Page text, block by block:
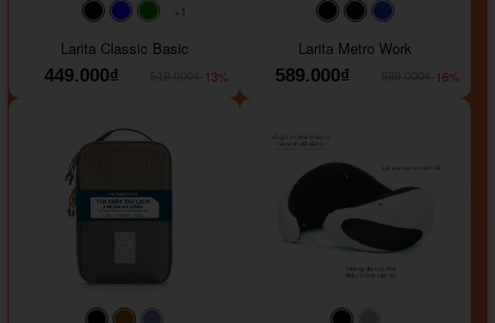
#faf0e6#000000#0000FF
+1
Larita Classic Basic
449.000₫
-13%
#000000#000000
Larita Metro Work
589.000₫
-16%